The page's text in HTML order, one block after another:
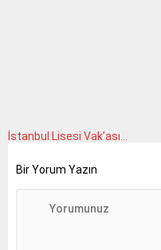
İstanbul Lisesi Vak’ası…
Bir Yorum Yazın